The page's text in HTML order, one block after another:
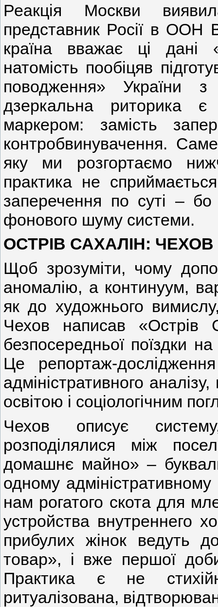
Реакція Москви
представник Росії в ООН
країна вважає ці дані
натомість пообіцяв
поводження» України
дзеркальна риторика
маркером: замість
контробвинувачення.
яку ми розгортаємо
практика не
заперечення по суті –
фонового шуму системи.
ОСТРІВ САХАЛІН: ЧЕХОВ
Щоб зрозуміти, чому
аномалію, а континуум,
як до художнього
Чехов написав «Острів
безпосередньої поїздки
Це репортаж-
адміністративного
освітою і соціологічним
Чехов описує
розподілялися між
домашнє майно» –
одному
нам рогатого скота для
устройства внутреннего
прибулих жінок ведуть
товар», і вже першої
Практика є не
ритуалізована,